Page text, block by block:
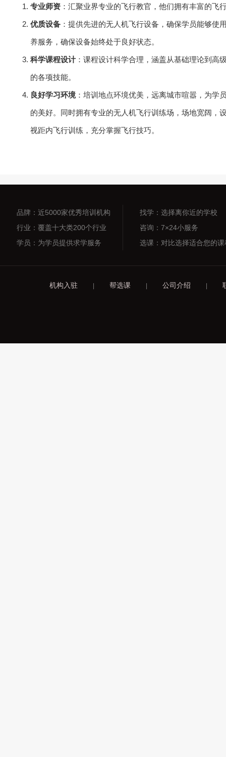
专业师资 ：汇聚业界专业的飞行教官，他们拥有丰富的
优质设备 ：提供先进的无人机飞行设备，确保学员能够
养服务，确保设备始终处于良好状态。
科学课程设计：课程设计科学合理，涵盖从基础理论到高
的各项技能。
良好学习环境：培训地点环境优美，远离城市喧嚣，为学
的美好。同时拥有专业的无人机飞行训练场，场地宽阔，
视距内飞行训练，充分掌握飞行技巧。
品牌：近5000家优秀培训机构
行业：覆盖十大类200个行业
学员：为学员提供求学服务
找学：选择离你近的学校
咨询：7×24小服务
选课：对比选择适合您的课
机构入驻 | 帮选课 | 公司介绍 |